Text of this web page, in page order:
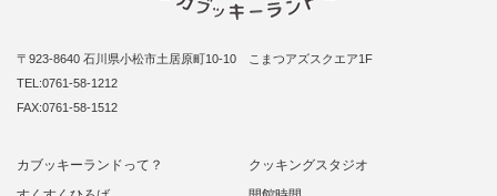
〒923-8640 石川県小松市土居原町10-10 こまつアズスクエア1F
TEL:0761-58-1212
FAX:0761-58-1512
カブッキーランドって？
クッキングスタジオ